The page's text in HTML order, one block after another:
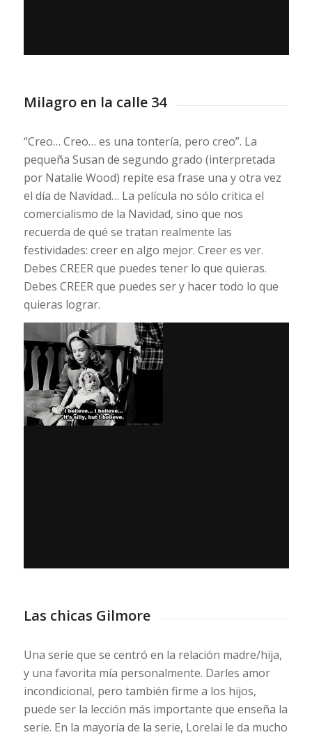
Milagro en la calle 34
“Creo… Creo… es una tontería, pero creo”. La
pequeña Susan de segundo grado (interpretada
por Natalie Wood) repite esa frase una y otra vez
el día de Navidad… La película no sólo critica el
comercialismo de la Navidad, sino que nos
recuerda de qué se tratan realmente las
festividades: creer en algo mejor. Creer es ver.
Debes CREER que puedes tener lo que quieras.
Debes CREER que puedes ser y hacer todo lo que
quieras lograr.
Las chicas Gilmore
Una serie que se centró en la relación madre/hija,
y una favorita mía personalmente. Darles amor
incondicional, pero también firme a los hijos,
puede ser la lección más importante que enseña la
serie. En la mayoría de la serie, Lorelai le da mucho